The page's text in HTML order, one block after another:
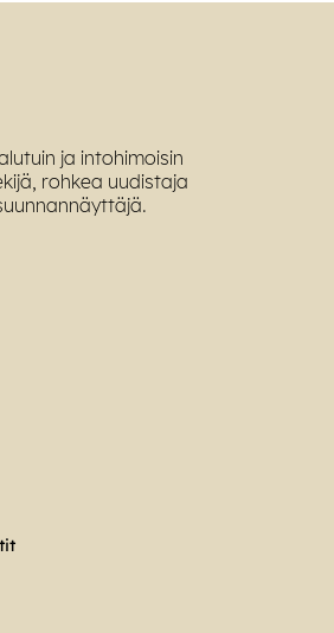
ja intohimoisin
rohkea uudistaja